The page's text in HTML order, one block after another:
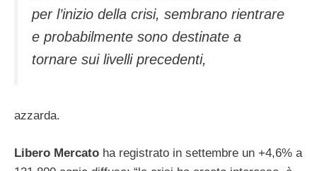
per l’inizio della crisi, sembrano rientrare
e probabilmente sono destinate a
tornare sui livelli precedenti,
azzarda.
Libero Mercato ha registrato in settembre un +4,6% a